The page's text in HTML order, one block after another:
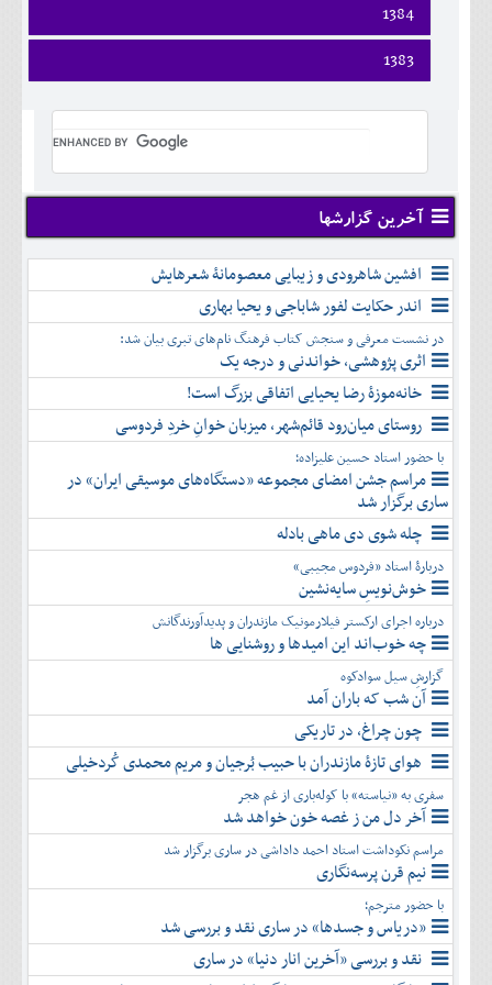
بهمن
اسفند
آذر
دی
بهمن
مهر
آبان
آذر
دی
بهمن
مرداد
شهريور
مهر
آبان
آذر
خرداد
تير
مرداد
شهريور
مهر
دی
بهمن
اسفند
فروردين
ارديبهشت
خرداد
تير
مرداد
آبان
آذر
دی
بهمن
اسفند
1384
فروردين
ارديبهشت
خرداد
شهريور
مهر
آبان
آذر
دی
بهمن
اسفند
1383
فروردين
تير
مرداد
شهريور
مهر
آبان
آذر
دی
بهمن
اسفند
آخرین گزارشها
افشین شاهرودی و زیبایی معصومانۀ شعرهایش
اندر حکایت لفور شاباجی و یحیا بهاری
در نشست معرفی و سنجش کتاب فرهنگ نام‌های تبری بیان شد:
اثری پژوهشی، خواندنی و درجه یک
خانه‌موزۀ رضا یحیایی اتفاقی بزرگ است!
روستای میان‌رود قائم‌شهر، میزبان خوانِ خردِ فردوسی
با حضور استاد حسین علیزاده؛
مراسم جشن امضای مجموعه «دستگاه‌های موسیقی ایران» در
ساری برگزار شد
چله شوی دی ماهی بادله
دربارۀ استاد «فردوس مجیبی»
خوش‌نویسِ سایه‌نشین
درباره اجرای ارکستر فیلارمونیک مازندران و پدیدآورندگانش
چه خوب‌اند این امیدها و روشنایی ها
گزارشِ سیل سوادکوه
آن شب که باران آمد
چون چراغ، در تاریکی
هوای تازۀ مازندران با حبیب بُرجیان و مریم محمدی کُردخیلی
سفری به «نیاسته» با کوله‌باری از غم هجر
آخر دل من ز غصه خون خواهد شد
مراسم نکوداشت استاد احمد داداشی در ساری برگزار شد
نیم قرن پرسه‌نگاری
با حضور مترجم؛
«دریاس و جسدها» در ساری نقد و بررسی شد
نقد و بررسی «آخرین انار دنیا» در ساری